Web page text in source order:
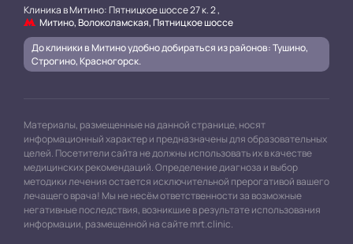
Клиника в Митино: Пятницкое шоссе 27 к. 2 ,
Митино, Волоколамская, Пятницкое шоссе
До клиники в Митино удобно добираться из районов: Тушино,
Строгино, Красногорск.
Материалы, размещенные на данной странице, носят
информационный характер и предназначены для образовательных
целей. Посетители сайта не должны использовать их в качестве
медицинских рекомендаций. Определение диагноза и выбор
методики лечения остается исключительной прерогативой вашего
лечащего врача! Мы не несём ответственности за возможные
негативные последствия, возникшие в результате использования
информации, размещенной на сайте mrt.clinic.